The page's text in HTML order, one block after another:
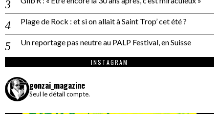
Plage de Rock : et si on allait à Saint Trop’ cet été ?
Un reportage pas neutre au PALP Festival, en Suisse
INSTAGRAM
gonzai_magazine
Seul le détail compte.